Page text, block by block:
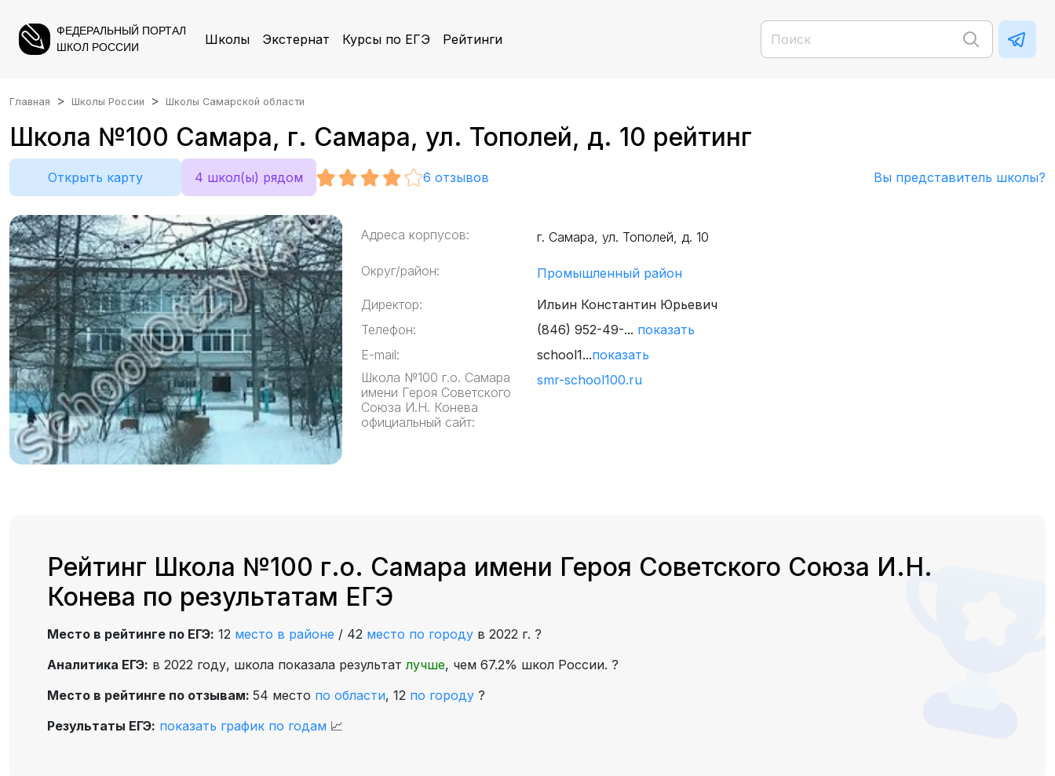
ФЕДЕРАЛЬНЫЙ ПОРТАЛ
ШКОЛ РОССИИ
Школы Экстернат Курсы по ЕГЭ Рейтинги
Главная Школы России Школы Самарской области
Школа №100 Самара, г. Самара, ул. Тополей, д. 10 рейтинг
Открыть карту 4 школ(ы) рядом 6 отзывов Вы представитель школы?
Адреса корпусов: г. Самара, ул. Тополей, д. 10
Округ/район:
Промышленный район
Директор:
Ильин Константин Юрьевич
Телефон:
(846) 952-49-... показать
E-mail:
school1...показать
Школа №100 г.о. Самара
имени Героя Советского
Союза И.Н. Конева
официальный сайт:
smr-school100.ru
Рейтинг Школа №100 г.о. Самара имени Героя Советского Союза И.Н.
Конева по результатам ЕГЭ
Место в рейтинге по ЕГЭ: 12 место в районе / 42 место по городу в 2022 г. ?
Аналитика ЕГЭ: в 2022 году, школа показала результатлучше, чем 67.2% школ России. ?
Место в рейтинге по отзывам: 54 место по области, 12 по городу ?
Результаты ЕГЭ: показать график по годам 📈